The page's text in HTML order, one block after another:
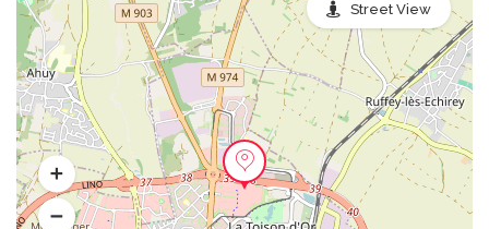
Street View